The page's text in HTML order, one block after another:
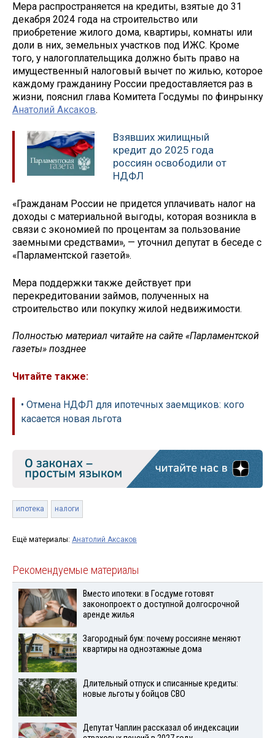
Мера распространяется на кредиты, взятые до 31
декабря 2024 года на строительство или
приобретение жилого дома, квартиры, комнаты или
доли в них, земельных участков под ИЖС. Кроме
того, у налогоплательщика должно быть право на
имущественный налоговый вычет по жилью, которое
каждому гражданину России предоставляется раз в
жизни, пояснил глава Комитета Госдумы по финрынку
Анатолий Аксаков.
Взявших жилищный
кредит до 2025 года
россиян освободили от
НДФЛ
«Гражданам России не придется уплачивать налог на
доходы с материальной выгоды, которая возникла в
связи с экономией по процентам за пользование
заемными средствами», — уточнил депутат в беседе с
«Парламентской газетой».
Мера поддержки также действует при
перекредитовании займов, полученных на
строительство или покупку жилой недвижимости.
Полностью материал читайте на сайте «Парламентской
газеты» позднее
Читайте также:
• Отмена НДФЛ для ипотечных заемщиков: кого
касается новая льгота
ипотека налоги
Ещё материалы: Анатолий Аксаков
Рекомендуемые материалы
Вместо ипотеки: в Госдуме готовят
законопроект о доступной долгосрочной
аренде жилья
Загородный бум: почему россияне меняют
квартиры на одноэтажные дома
Длительный отпуск и списанные кредиты:
новые льготы у бойцов СВО
Депутат Чаплин рассказал об индексации